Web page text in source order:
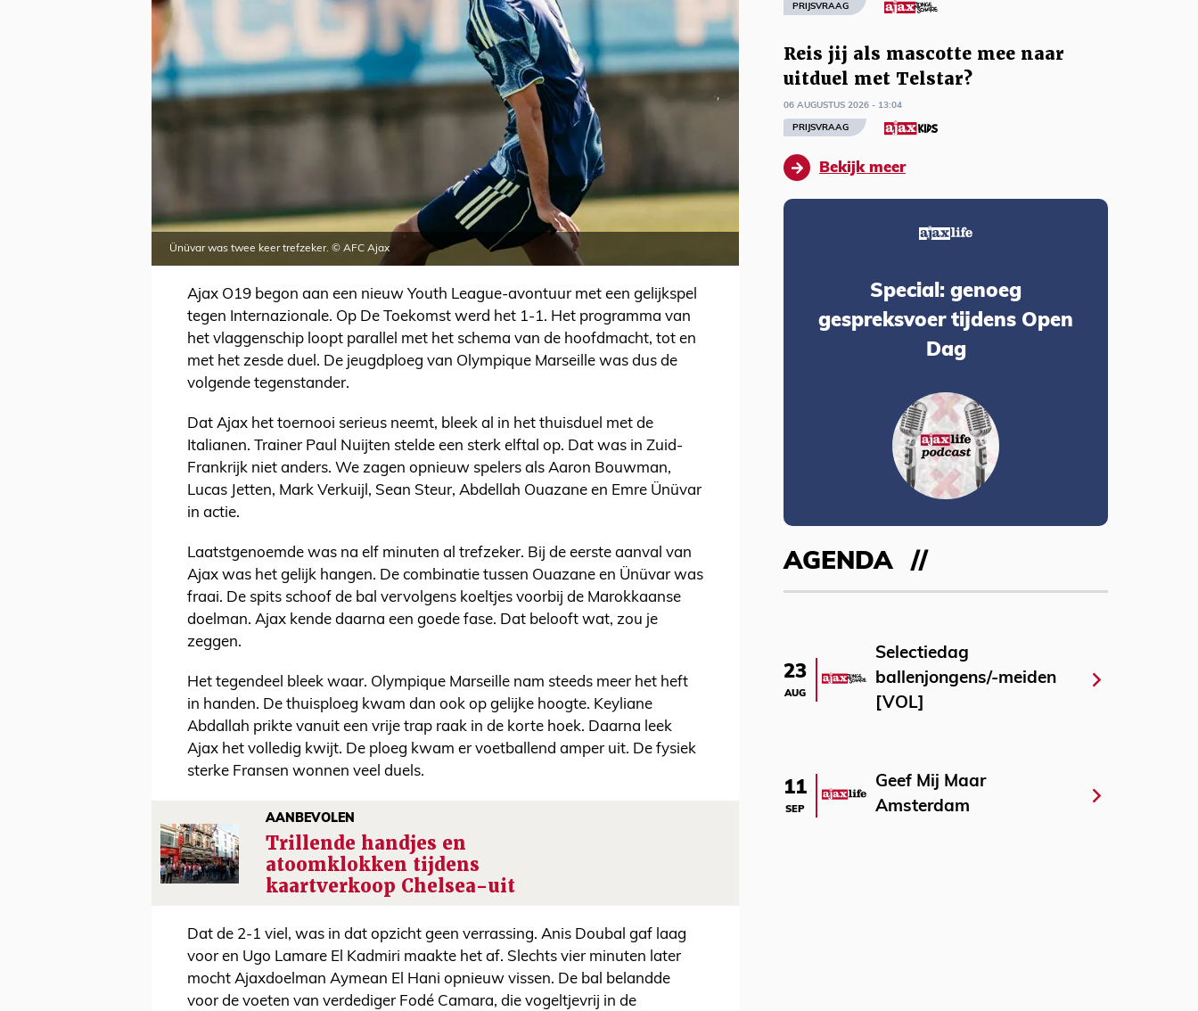
Ünüvar was twee keer trefzeker. © AFC Ajax
Ajax O19 begon aan een nieuw Youth League-avontuur met een gelijkspel
tegen Internazionale. Op De Toekomst werd het 1-1. Het programma van
het vlaggenschip loopt parallel met het schema van de hoofdmacht, tot en
met het zesde duel. De jeugdploeg van Olympique Marseille was dus de
volgende tegenstander.
Dat Ajax het toernooi serieus neemt, bleek al in het thuisduel met de
Italianen. Trainer Paul Nuijten stelde een sterk elftal op. Dat was in Zuid-
Frankrijk niet anders. We zagen opnieuw spelers als Aaron Bouwman,
Lucas Jetten, Mark Verkuijl, Sean Steur, Abdellah Ouazane en Emre Ünüvar
in actie.
Laatstgenoemde was na elf minuten al trefzeker. Bij de eerste aanval van
Ajax was het gelijk hangen. De combinatie tussen Ouazane en Ünüvar was
fraai. De spits schoof de bal vervolgens koeltjes voorbij de Marokkaanse
doelman. Ajax kende daarna een goede fase. Dat belooft wat, zou je
zeggen.
Het tegendeel bleek waar. Olympique Marseille nam steeds meer het heft
in handen. De thuisploeg kwam dan ook op gelijke hoogte. Keyliane
Abdallah prikte vanuit een vrije trap raak in de korte hoek. Daarna leek
Ajax het volledig kwijt. De ploeg kwam er voetballend amper uit. De fysiek
sterke Fransen wonnen veel duels.
AANBEVOLEN
Trillende handjes en
atoomklokken tijdens
kaartverkoop Chelsea-uit
Dat de 2-1 viel, was in dat opzicht geen verrassing. Anis Doubal gaf laag
voor en Ugo Lamare El Kadmiri maakte het af. Slechts vier minuten later
mocht Ajaxdoelman Aymean El Hani opnieuw vissen. De bal belandde
voor de voeten van verdediger Fodé Camara, die vogeltjevrij in de
PRIJSVRAAG
Reis jij als mascotte mee naar
uitduel met Telstar?
06 AUGUSTUS 2026 - 13:04
PRIJSVRAAG
Bekijk meer
Special: genoeg
gespreksvoer tijdens Open
Dag
AGENDA
23
AUG
Selectiedag
ballenjongens/-meiden
[VOL]
11
SEP
Geef Mij Maar
Amsterdam